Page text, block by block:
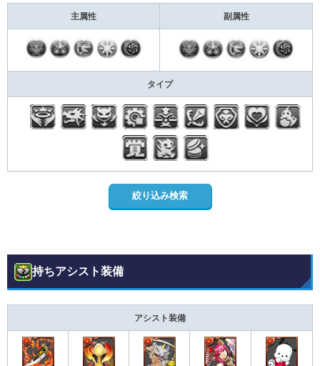
主属性 副属性
タイプ
持ちアシスト装備
アシスト装備